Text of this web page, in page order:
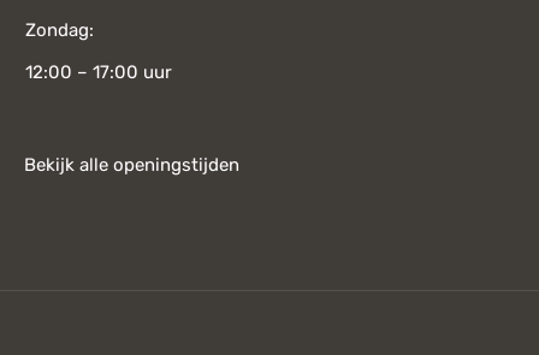
Zondag:
12:00 – 17:00 uur
Bekijk alle openingstijden